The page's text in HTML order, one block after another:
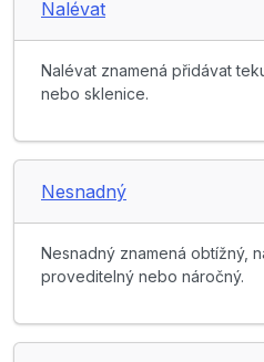
Nalévat
Nalévat znamená přidávat
nebo sklenice.
Nesnadný
Nesnadný znamená obtížný,
proveditelný nebo náročný.